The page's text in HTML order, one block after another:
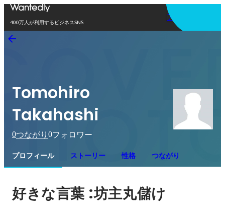
400万人が利用するビジネスSNS
アプリを使う
Tomohiro
Takahashi
0つながり 0フォロワー
プロフィール ストーリー 性格 つながり
好きな言葉 :坊主丸儲け